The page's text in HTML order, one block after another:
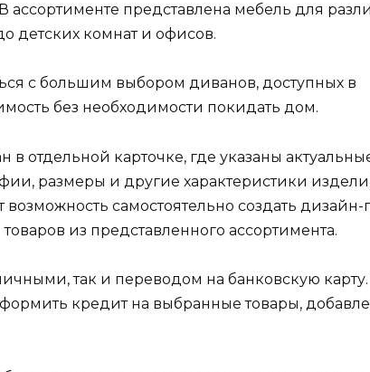
представлена мебель для
детских комнат и офисов.
с большим выбором диванов, доступных в
без необходимости покидать дом.
отдельной карточке, где указаны
размеры и другие характеристики
возможность самостоятельно создать дизайн-
из представленного ассортимента.
так и переводом на банковскую
кредит на выбранные товары,